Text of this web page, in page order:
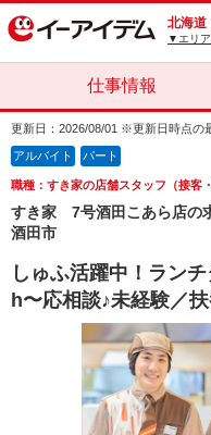
北海道
▼エリ
仕事情報
更新日：2026/08/01 ※更新日時点の
アルバイト パート
職種：すき家の店舗スタッフ（接客
すき家 7号酒田こあら店の
酒田市
しゅふ活躍中！ラン
h〜応相談♪未経験／